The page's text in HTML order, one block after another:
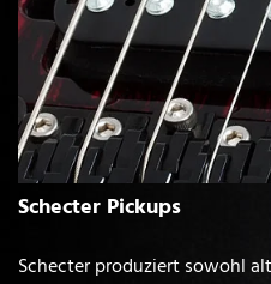
Schecter Pickups
Schecter produziert sowohl